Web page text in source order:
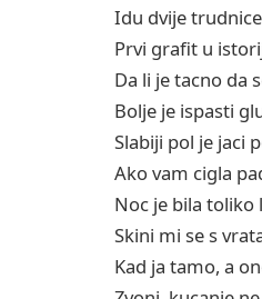
Idu dvije
Prvi grafit u
Da li je tacno da
Bolje je ispasti
Slabiji pol je jaci
Ako vam cigla
Noc je bila toliko
Skini mi se s
Kad ja tamo, a